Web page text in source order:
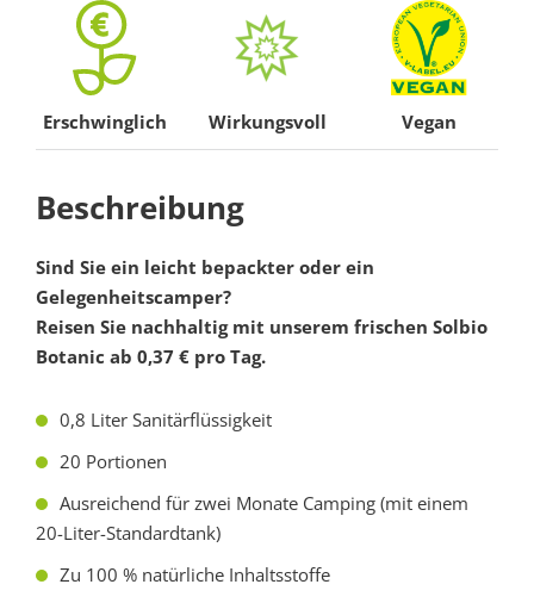
Erschwinglich Wirkungsvoll Vegan
Beschreibung
Sind Sie ein leicht bepackter oder ein
Gelegenheitscamper?
Reisen Sie nachhaltig mit unserem frischen Solbio
Botanic ab 0,37 € pro Tag.
0,8 Liter Sanitärflüssigkeit
20 Portionen
Ausreichend für zwei Monate Camping (mit einem
20-Liter-Standardtank)
Zu 100 % natürliche Inhaltsstoffe